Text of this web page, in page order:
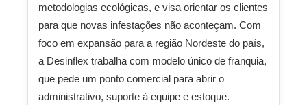
metodologias ecológicas, e visa orientar os clientes
para que novas infestações não aconteçam. Com
foco em expansão para a região Nordeste do país,
a Desinflex trabalha com modelo único de franquia,
que pede um ponto comercial para abrir o
administrativo, suporte à equipe e estoque.